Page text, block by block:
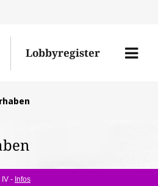
Lobbyregister
Menü
IV - Infos